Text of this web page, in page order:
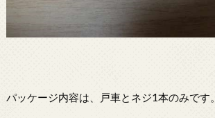
パッケージ内容は、戸車とネジ1本のみです。